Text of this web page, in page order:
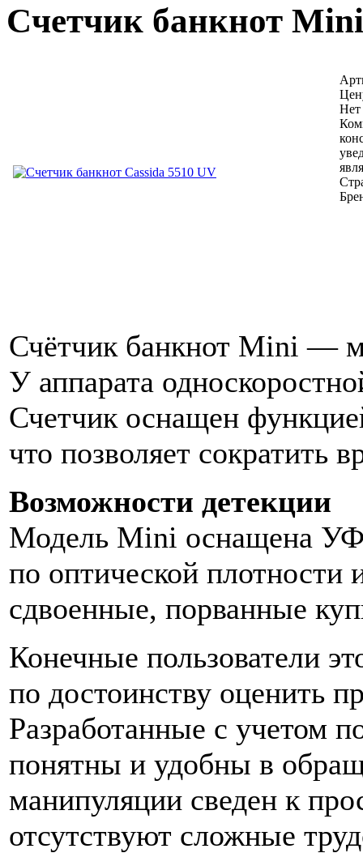
Cчетчик банкнот Mini
Нет
Счётчик банкнот Mini —
У аппарата
Счетчик оснащен
что позволяет сократить
Возможности детекции
Модель Mini оснащена
по оптической плотности
сдвоенные, порванные
Конечные пользователи
по достоинству оценить
Разработанные с учетом
понятны и удобны в
манипуляции сведен к
отсутствуют сложные